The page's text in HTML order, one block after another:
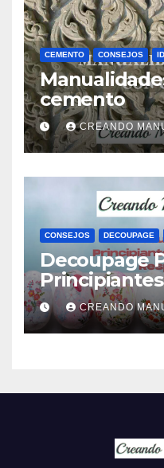
CEMENTO CONSEJOS
cemento
CREANDO
CONSEJOS DECOUPAGE
Decoupage
Respuestas
CREANDO